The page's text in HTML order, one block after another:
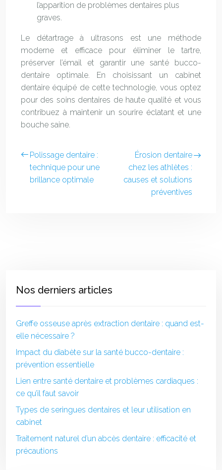
l’apparition de problèmes dentaires plus
graves.
Le détartrage à ultrasons est une méthode
moderne et efficace pour éliminer le tartre,
préserver l’émail et garantir une santé bucco-
dentaire optimale. En choisissant un cabinet
dentaire équipé de cette technologie, vous optez
pour des soins dentaires de haute qualité et vous
contribuez à maintenir un sourire éclatant et une
bouche saine.
Polissage dentaire :
technique pour une
brillance optimale
Érosion dentaire
chez les athlètes :
causes et solutions
préventives
Nos derniers articles
Greffe osseuse après extraction dentaire : quand est-
elle nécessaire ?
Impact du diabète sur la santé bucco-dentaire :
prévention essentielle
Lien entre santé dentaire et problèmes cardiaques :
ce qu’il faut savoir
Types de seringues dentaires et leur utilisation en
cabinet
Traitement naturel d’un abcès dentaire : efficacité et
précautions